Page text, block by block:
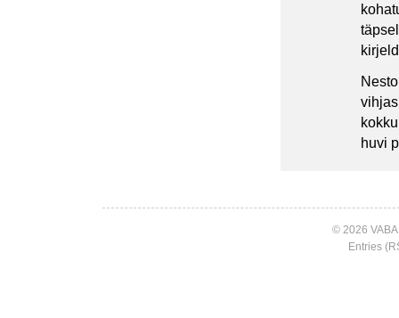
huvi
© 2026
Entries